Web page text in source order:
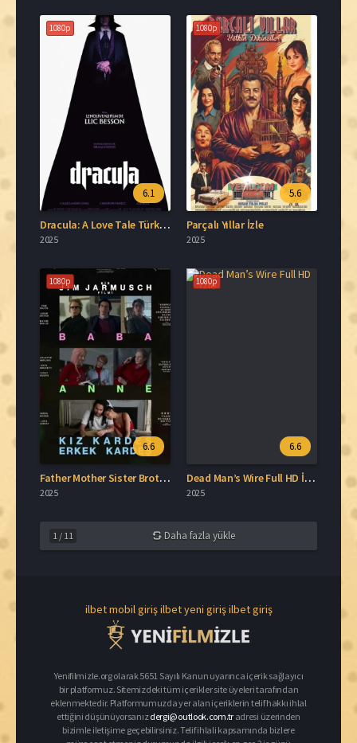
1080p
6.1
Dracula: A Love Tale Türkçe Dublaj İzle
2025
1080p
5.6
Parçalı Yıllar İzle
2025
1080p
6.6
Father Mother Sister Brother Türkçe Dublaj İzle
2025
1080p
6.6
Dead Man’s Wire Full HD İzle
2025
1 / 11 Daha fazla yükle
ilbet mobil girişilbet yeni girişilbet giriş
Yenifilmizle.org olarak 5651 Sayılı Kanun uyarınca içerik sağlayıcı
bir platformuz. Sitemizdeki tüm içerikler site üyeleri tarafından
eklenmektedir. Platformumuzda yer alan içeriklerin telif hakkı ihlal
ettiğini düşünüyorsanızdergi@outlook.com.tr adresi üzerinden
bizimle iletişime geçebilirsiniz. Telif ihlali kapsamında bizlere